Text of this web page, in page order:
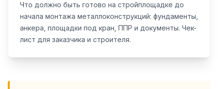
Что должно быть готово на стройплощадке до
начала монтажа металлоконструкций: фундаменты,
анкера, площадки под кран, ППР и документы. Чек-
лист для заказчика и строителя.